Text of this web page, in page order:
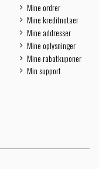
Mine ordrer
Mine kreditnotaer
Mine addresser
Mine oplysninger
Mine rabatkuponer
Min support